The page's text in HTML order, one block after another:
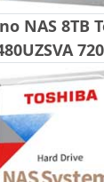
NAS 8TB